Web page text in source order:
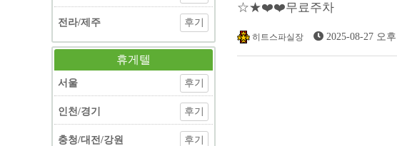
전라/제주 후기
휴게텔
서울 후기
인천/경기 후기
충청/대전/강원 후기
☆★❤️❤️무료주차
히트스파실장 2025-08-27 오